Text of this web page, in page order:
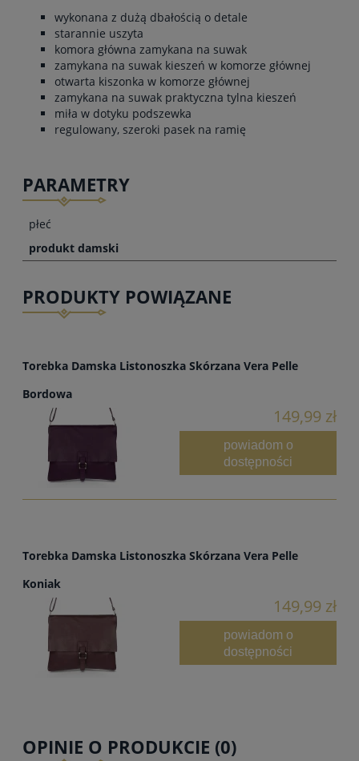
wykonana z dużą dbałością o detale
starannie uszyta
komora główna zamykana na suwak
zamykana na suwak kieszeń w komorze głównej
otwarta kiszonka w komorze głównej
zamykana na suwak praktyczna tylna kieszeń
miła w dotyku podszewka
regulowany, szeroki pasek na ramię
PARAMETRY
płeć
produkt damski
PRODUKTY POWIĄZANE
Torebka Damska Listonoszka Skórzana Vera Pelle
Bordowa
149,99 zł
powiadom o
dostępności
Torebka Damska Listonoszka Skórzana Vera Pelle
Koniak
149,99 zł
powiadom o
dostępności
OPINIE O PRODUKCIE (0)